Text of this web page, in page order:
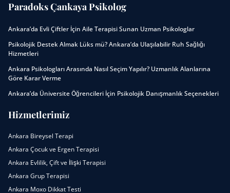
Paradoks Çankaya Psikolog
Ankara’da Evli Çiftler İçin Aile Terapisi Sunan Uzman Psikologlar
Psikolojik Destek Almak Lüks mü? Ankara’da Ulaşılabilir Ruh Sağlığı
Hizmetleri
Ankara Psikologları Arasında Nasıl Seçim Yapılır? Uzmanlık Alanlarına
Göre Karar Verme
Ankara’da Üniversite Öğrencileri İçin Psikolojik Danışmanlık Seçenekleri
Hizmetlerimiz
Ankara Bireysel Terapi
Ankara Çocuk ve Ergen Terapisi
Ankara Evlilik, Çift ve İlişki Terapisi
Ankara Grup Terapisi
Ankara Moxo Dikkat Testi